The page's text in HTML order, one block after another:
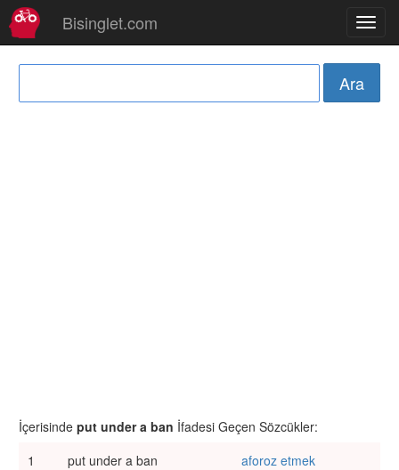
Bisinglet.com
İçerisinde put under a ban İfadesi Geçen Sözcükler:
1
put under a ban
aforoz etmek